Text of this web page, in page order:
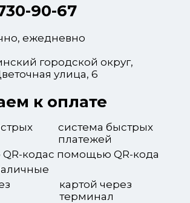
90-67
ежедневно
городской округ,
улица, 6
к оплате
система быстрых
платежей
с помощью QR-кода
картой через
терминал